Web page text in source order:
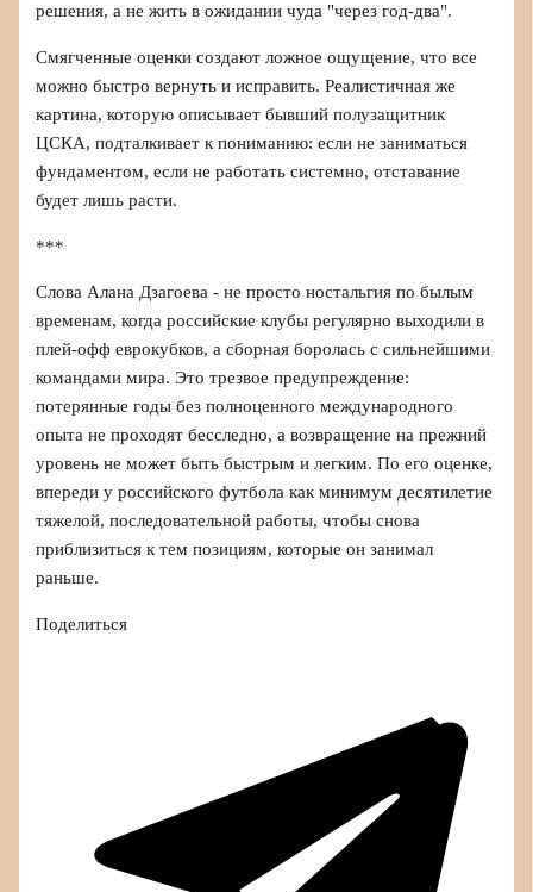
решения, а не жить в ожидании чуда "через год‑два".
Смягченные оценки создают ложное ощущение, что все
можно быстро вернуть и исправить. Реалистичная же
картина, которую описывает бывший полузащитник
ЦСКА, подталкивает к пониманию: если не заниматься
фундаментом, если не работать системно, отставание
будет лишь расти.
***
Слова Алана Дзагоева - не просто ностальгия по былым
временам, когда российские клубы регулярно выходили в
плей‑офф еврокубков, а сборная боролась с сильнейшими
командами мира. Это трезвое предупреждение:
потерянные годы без полноценного международного
опыта не проходят бесследно, а возвращение на прежний
уровень не может быть быстрым и легким. По его оценке,
впереди у российского футбола как минимум десятилетие
тяжелой, последовательной работы, чтобы снова
приблизиться к тем позициям, которые он занимал
раньше.
Поделиться